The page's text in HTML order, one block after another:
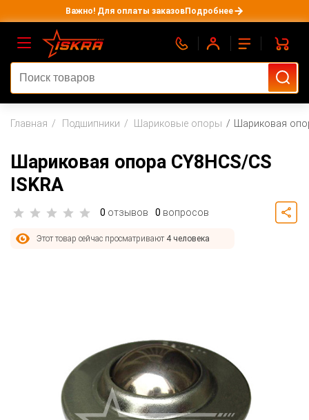
Важно! Для оплаты заказовПодробнее
Главная Подшипники Шариковые опоры Шариковая
Шариковая опора CY8HCS/CS
ISKRA
0 отзывов 0 вопросов
Этот товар сейчас просматривают 4 человека